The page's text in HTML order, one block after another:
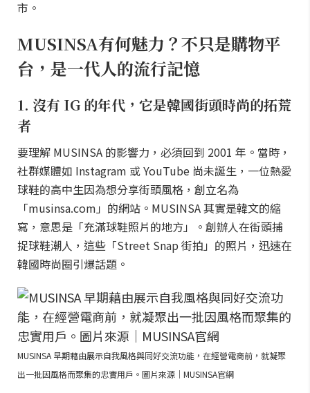
市。
MUSINSA有何魅力？不只是購物平
台，是一代人的流行記憶
1. 沒有 IG 的年代，它是韓國街頭時尚的拓荒
者
要理解 MUSINSA 的影響力，必須回到 2001 年。當時，
社群媒體如 Instagram 或 YouTube 尚未誕生，一位熱愛
球鞋的高中生因為想分享街頭風格，創立名為
「musinsa.com」的網站。MUSINSA 其實是韓文的縮
寫，意思是「充滿球鞋照片的地方」。創辦人在街頭捕
捉球鞋潮人，這些「Street Snap 街拍」的照片，迅速在
韓國時尚圈引爆話題。
MUSINSA 早期藉由展示自我風格與同好交流功能，在經營電商前，就凝聚
出一批因風格而聚集的忠實用戶。圖片來源｜MUSINSA官網